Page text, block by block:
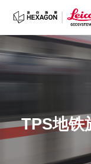
TPS地铁